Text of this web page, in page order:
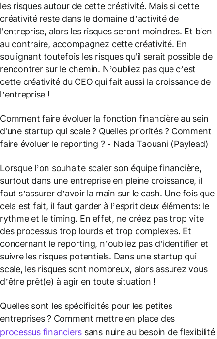
les risques autour de cette créativité. Mais si cette
créativité reste dans le domaine d’activité de
l'entreprise, alors les risques seront moindres. Et bien
au contraire, accompagnez cette créativité. En
soulignant toutefois les risques qu'il serait possible de
rencontrer sur le chemin. N’oubliez pas que c’est
cette créativité du CEO qui fait aussi la croissance de
l’entreprise !
Comment faire évoluer la fonction financière au sein
d'une startup qui scale ? Quelles priorités ? Comment
faire évoluer le reporting ?- Nada Taouani (Paylead)
Lorsque l’on souhaite scaler son équipe financière,
surtout dans une entreprise en pleine croissance, il
faut s’assurer d’avoir la main sur le cash. Une fois que
cela est fait, il faut garder à l’esprit deux éléments: le
rythme et le timing. En effet, ne créez pas trop vite
des processus trop lourds et trop complexes. Et
concernant le reporting, n’oubliez pas d’identifier et
suivre les risques potentiels. Dans une startup qui
scale, les risques sont nombreux, alors assurez vous
d’être prêt(e) à agir en toute situation !
Quelles sont les spécificités pour les petites
entreprises ? Comment mettre en place des
processus financiers sans nuire au besoin de flexibilité